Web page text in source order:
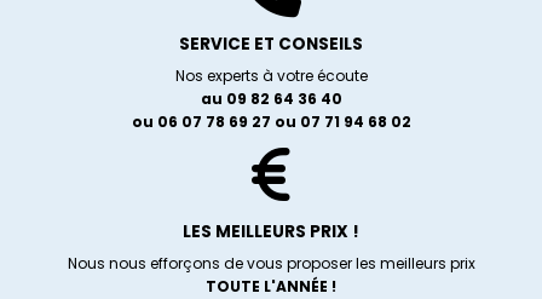
SERVICE ET CONSEILS
Nos experts à votre écoute
au 09 82 64 36 40
ou 06 07 78 69 27 ou 07 71 94 68 02
LES MEILLEURS PRIX !
Nous nous efforçons de vous proposer les meilleurs prix
TOUTE L'ANNÉE !